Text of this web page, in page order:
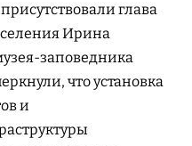
глава
Ирина
заповедника
что установка
и